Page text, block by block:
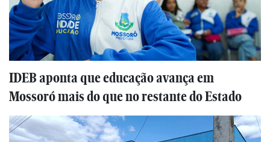
IDEB aponta que educação avança em
Mossoró mais do que no restante do Estado